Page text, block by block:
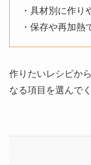
・具材別に作り
・保存や再加熱
作りたいレシピか
なる項目を選んで